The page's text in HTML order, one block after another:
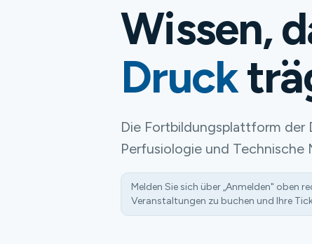
Wissen,
Druck
Die Fortbildungsplattform der
Perfusiologie und Technische
Melden Sie sich über „Anmelden" oben
Veranstaltungen zu buchen und Ihre